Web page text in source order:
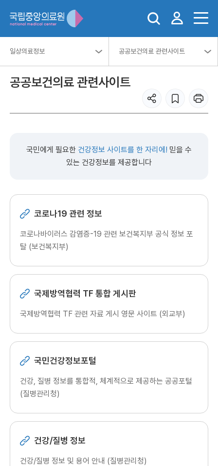
일상의료정보 공공보건의료 관련사이트
공공보건의료 관련사이트
국민에게 필요한 건강정보 사이트를 한 자리에! 믿을 수
있는 건강정보를 제공합니다
코로나19 관련 정보
코로나바이러스 감염증-19 관련 보건복지부 공식 정보 포
탈 (보건복지부)
국제방역협력 TF 통합 게시판
국제방역협력 TF 관련 자료 게시 영문 사이트 (외교부)
국민건강정보포털
건강, 질병 정보를 통합적, 체계적으로 제공하는 공공포털
(질병관리청)
건강/질병 정보
건강/질병 정보 및 용어 안내 (질병관리청)